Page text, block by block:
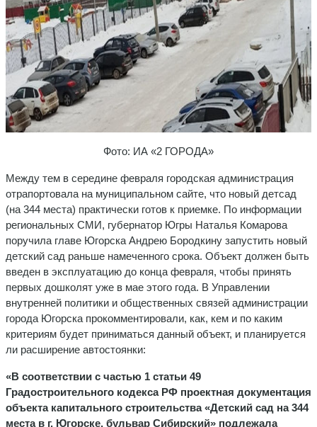
Фото: ИА «2 ГОРОДА»
Между тем в середине февраля городская администрация
отрапортовала на муниципальном сайте, что новый детсад
(на 344 места) практически готов к приемке. По информации
региональных СМИ, губернатор Югры Наталья Комарова
поручила главе Югорска Андрею Бородкину запустить новый
детский сад раньше намеченного срока. Объект должен быть
введен в эксплуатацию до конца февраля, чтобы принять
первых дошколят уже в мае этого года. В Управлении
внутренней политики и общественных связей администрации
города Югорска прокомментировали, как, кем и по каким
критериям будет приниматься данный объект, и планируется
ли расширение автостоянки:
«В соответствии с частью 1 статьи 49
Градостроительного кодекса РФ проектная документация
объекта капитального строительства «Детский сад на 344
места в г. Югорске, бульвар Сибирский» подлежала